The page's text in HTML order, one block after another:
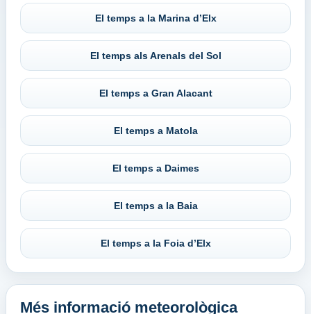
El temps a la Marina d’Elx
El temps als Arenals del Sol
El temps a Gran Alacant
El temps a Matola
El temps a Daimes
El temps a la Baia
El temps a la Foia d’Elx
Més informació meteorològica